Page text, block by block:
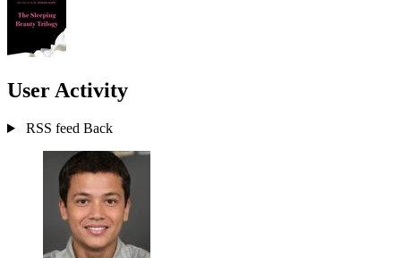
User Activity
RSS feed Back